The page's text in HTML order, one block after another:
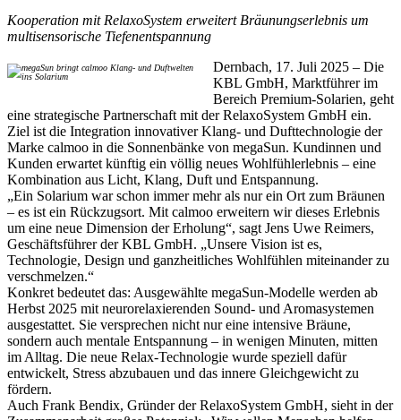
Kooperation mit RelaxoSystem erweitert Bräunungserlebnis um
multisensorische Tiefenentspannung
Dernbach, 17. Juli 2025 – Die
KBL GmbH, Marktführer im
Bereich Premium-Solarien, geht
eine strategische Partnerschaft mit der RelaxoSystem GmbH ein.
Ziel ist die Integration innovativer Klang- und Dufttechnologie der
Marke calmoo in die Sonnenbänke von megaSun. Kundinnen und
Kunden erwartet künftig ein völlig neues Wohlfühlerlebnis – eine
Kombination aus Licht, Klang, Duft und Entspannung.
„Ein Solarium war schon immer mehr als nur ein Ort zum Bräunen
– es ist ein Rückzugsort. Mit calmoo erweitern wir dieses Erlebnis
um eine neue Dimension der Erholung“, sagt Jens Uwe Reimers,
Geschäftsführer der KBL GmbH. „Unsere Vision ist es,
Technologie, Design und ganzheitliches Wohlfühlen miteinander zu
verschmelzen.“
Konkret bedeutet das: Ausgewählte megaSun-Modelle werden ab
Herbst 2025 mit neurorelaxierenden Sound- und Aromasystemen
ausgestattet. Sie versprechen nicht nur eine intensive Bräune,
sondern auch mentale Entspannung – in wenigen Minuten, mitten
im Alltag. Die neue Relax-Technologie wurde speziell dafür
entwickelt, Stress abzubauen und das innere Gleichgewicht zu
fördern.
Auch Frank Bendix, Gründer der RelaxoSystem GmbH, sieht in der